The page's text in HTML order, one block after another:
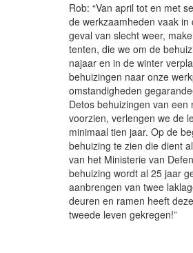
Rob: “Van april tot en met
de werkzaamheden vaak in
geval van slecht weer,
tenten, die we om de
najaar en in de winter
behuizingen naar onze
omstandigheden
Detos behuizingen van een
voorzien, verlengen we de
minimaal tien jaar. Op de
behuizing te zien die dient
van het Ministerie van
behuizing wordt al 25 jaar
aanbrengen van twee
deuren en ramen heeft
tweede leven gekregen!”